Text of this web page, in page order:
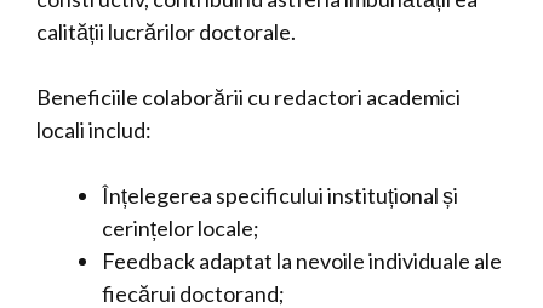
calității lucrărilor doctorale.
Beneficiile colaborării cu redactori academici
locali includ:
Înțelegerea specificului instituțional și
cerințelor locale;
Feedback adaptat la nevoile individuale ale
fiecărui doctorand;